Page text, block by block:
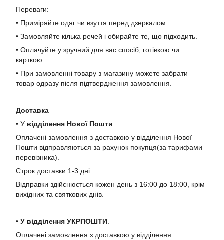
Переваги:
• Приміряйте одяг чи взуття перед дзеркалом
• Замовляйте кілька речей і обирайте те, що підходить.
• Оплачуйте у зручний для вас спосіб, готівкою чи
карткою.
• При замовленні товару з магазину можете забрати
товар одразу після підтвердження замовлення.
Доставка
• У відділення Нової Пошти
Оплачені замовлення з доставкою у відділення Нової
Пошти відправляються за рахунок покупця(за тарифами
перевізника).
Строк доставки 1-3 дні.
Відправки здійснюється кожен день з 16:00 до 18:00, крім
вихідних та святкових днів.
• У відділення УКРПОШТИ
Оплачені замовлення з доставкою у відділення